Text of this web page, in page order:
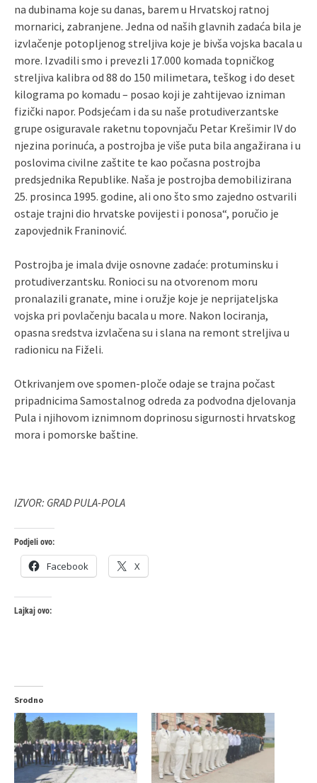
na dubinama koje su danas, barem u Hrvatskoj ratnoj
mornarici, zabranjene. Jedna od naših glavnih zadaća bila je
izvlačenje potopljenog streljiva koje je bivša vojska bacala u
more. Izvadili smo i prevezli 17.000 komada topničkog
streljiva kalibra od 88 do 150 milimetara, teškog i do deset
kilograma po komadu – posao koji je zahtijevao izniman
fizički napor. Podsjećam i da su naše protudiverzantske
grupe osiguravale raketnu topovnjaču Petar Krešimir IV do
njezina porinuća, a postrojba je više puta bila angažirana i u
poslovima civilne zaštite te kao počasna postrojba
predsjednika Republike. Naša je postrojba demobilizirana
25. prosinca 1995. godine, ali ono što smo zajedno ostvarili
ostaje trajni dio hrvatske povijesti i ponosa“, poručio je
zapovjednik Franinović.
Postrojba je imala dvije osnovne zadaće: protuminsku i
protudiverzantsku. Ronioci su na otvorenom moru
pronalazili granate, mine i oružje koje je neprijateljska
vojska pri povlačenju bacala u more. Nakon lociranja,
opasna sredstva izvlačena su i slana na remont streljiva u
radionicu na Fiželi.
Otkrivanjem ove spomen-ploče odaje se trajna počast
pripadnicima Samostalnog odreda za podvodna djelovanja
Pula i njihovom iznimnom doprinosu sigurnosti hrvatskog
mora i pomorske baštine.
IZVOR: GRAD PULA-POLA
Podjeli ovo:
Facebook X
Lajkaj ovo:
Srodno